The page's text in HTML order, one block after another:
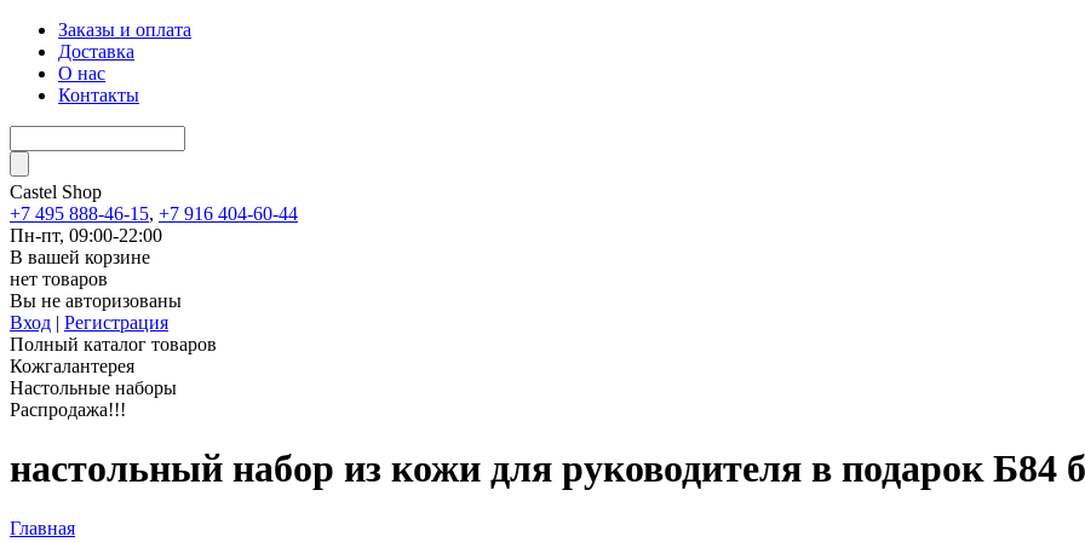
Заказы и оплата
Доставка
О нас
Контакты
Castel Shop
+7 495 888-46-15, +7 916 404-60-44
Пн-пт, 09:00-22:00
В вашей корзине
нет товаров
Вы не авторизованы
Вход | Регистрация
Полный каталог товаров
Кожгалантерея
Настольные наборы
Распродажа!!!
настольный набор из кожи для руководителя в подарок Б84
Главная